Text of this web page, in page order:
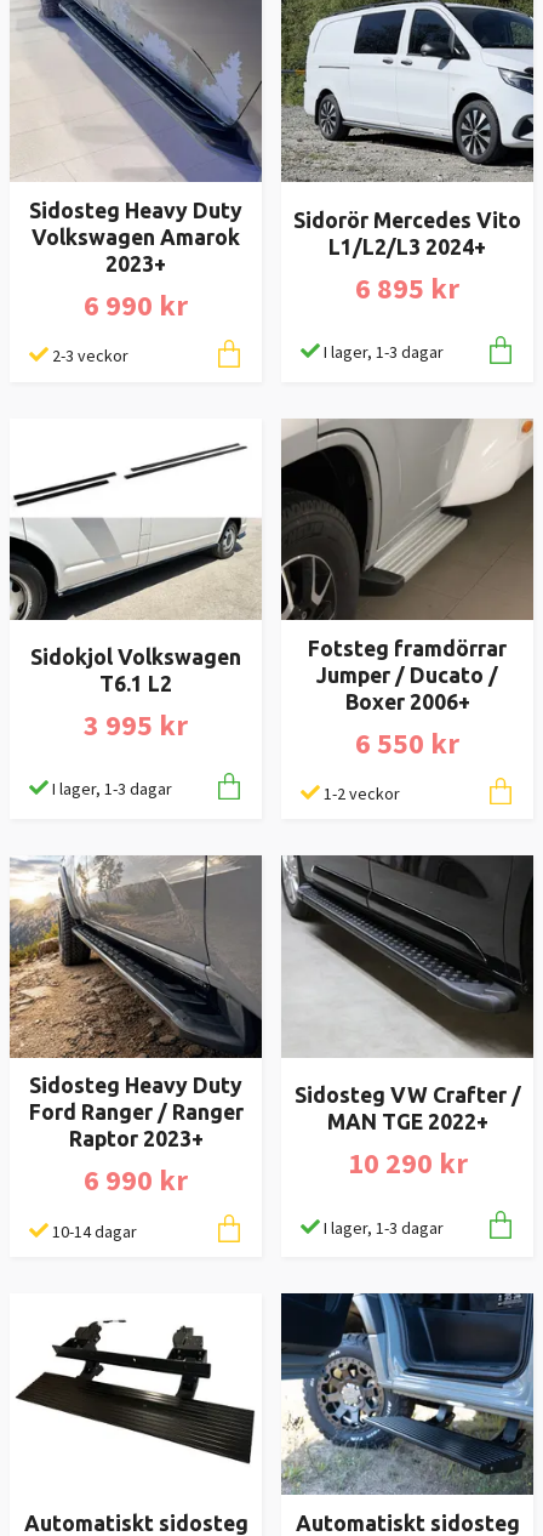
Sidosteg Heavy Duty
Volkswagen Amarok
2023+
6 990 kr
2-3 veckor
Sidorör Mercedes Vito
L1/L2/L3 2024+
6 895 kr
I lager, 1-3 dagar
Sidokjol Volkswagen
T6.1 L2
3 995 kr
I lager, 1-3 dagar
Fotsteg framdörrar
Jumper / Ducato /
Boxer 2006+
6 550 kr
1-2 veckor
Sidosteg Heavy Duty
Ford Ranger / Ranger
Raptor 2023+
6 990 kr
10-14 dagar
Sidosteg VW Crafter /
MAN TGE 2022+
10 290 kr
I lager, 1-3 dagar
Automatiskt sidosteg
Automatiskt sidosteg